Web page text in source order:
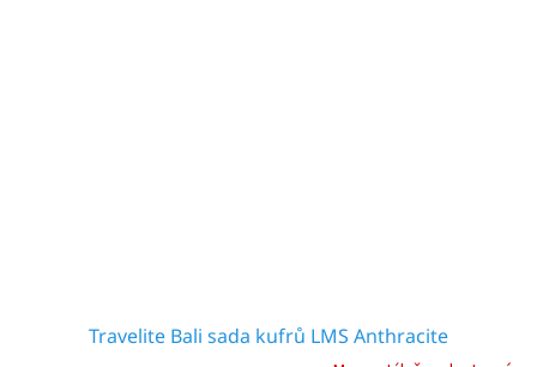
Travelite Bali sada kufrů LMS Anthracite